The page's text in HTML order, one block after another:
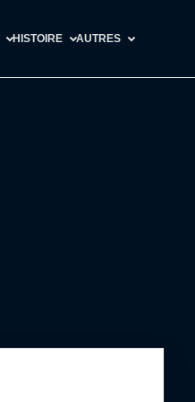
HISTOIRE AUTRES